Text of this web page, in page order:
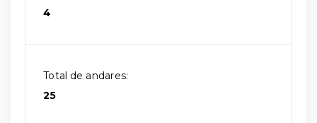
4
Total de andares:
25